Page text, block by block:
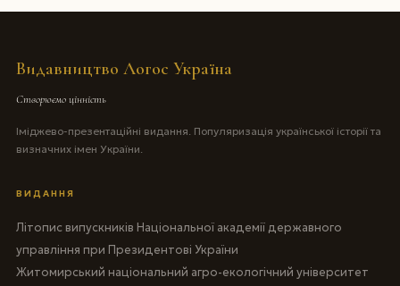
Видавництво Логос Україна
Створюємо цінність
Іміджево-презентаційні видання. Популяризація української історії та
визначних імен України.
ВИДАННЯ
Літопис випускників Національної академії державного
управління при Президентові України
Житомирський національний агро-екологічний університет